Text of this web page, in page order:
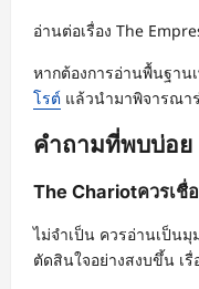
อ่านต่อเรื่อง The
หากต้องการอ่านพื้นฐาน
โรต์ แล้วนำมาพิจารณา
คำถามที่พบบ่อย
The Chariotควรเชื่
ไม่จำเป็น ควรอ่านเป็น
ตัดสินใจอย่างสงบขึ้น เ